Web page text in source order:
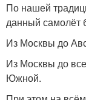
По нашей
данный самолёт
Из Москвы до
Из Москвы до
Южной.